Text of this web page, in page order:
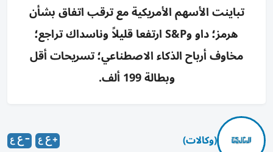
تباينت الأسهم الأمريكية مع ترقب اتفاق بشأن
هرمز؛ داو وS&P ارتفعا قليلاً وناسداك تراجع؛
مخاوف أرباح الذكاء الاصطناعي؛ تسريحات أقل
وبطالة 199 ألف.
(وكالات)